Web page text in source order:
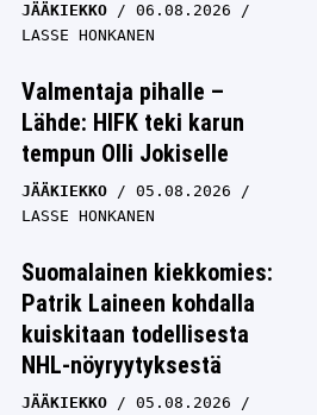
JÄÄKIEKKO
06.08.2026
LASSE HONKANEN
Valmentaja pihalle –
Lähde: HIFK teki karun
tempun Olli Jokiselle
JÄÄKIEKKO
05.08.2026
LASSE HONKANEN
Suomalainen kiekkomies:
Patrik Laineen kohdalla
kuiskitaan todellisesta
NHL-nöyryytyksestä
JÄÄKIEKKO
05.08.2026